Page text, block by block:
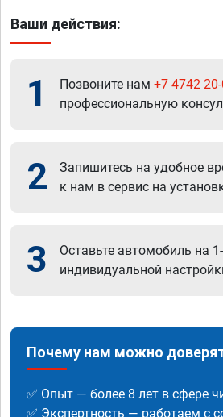
Ваши действия:
1 Позвоните нам +7 4742
профессиональную
2
Запишитесь на удобное
к нам в сервис на
3
Оставьте автомобиль на
индивидуальной
Почему нам можно
✅ Опыт — более 8 лет в сфере
✅ Экспертность — работаем с